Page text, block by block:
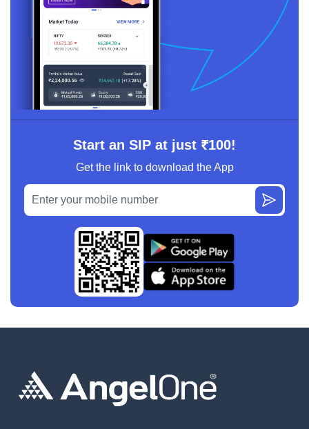
Start an SIP at just ₹100!
Get the link to download the App